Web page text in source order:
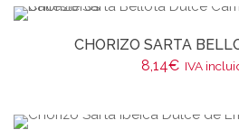
CHORIZO SARTA
8,14€ IVA